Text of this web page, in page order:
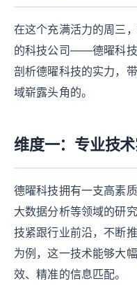
在这个充满活力的周三
的科技公司——德曜科
剖析德曜科技的实力，
域崭露头角的。
维度一：专业技
德曜科技拥有一支高素
大数据分析等领域的研
技紧跟行业前沿，不断
为例，这一技术能够大
效、精准的信息匹配。